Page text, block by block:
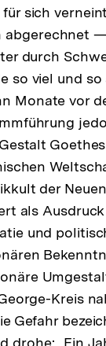
sich
durch
so viel und
Monate vor
der
als
und
Kreis
Gefahr